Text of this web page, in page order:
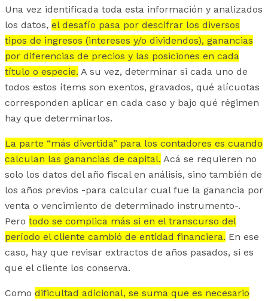
Una vez identificada toda esta información y analizados
los datos, el desafío pasa por descifrar los diversos
tipos de ingresos (intereses y/o dividendos), ganancias
por diferencias de precios y las posiciones en cada
título o especie. A su vez, determinar si cada uno de
todos estos ítems son exentos, gravados, qué alícuotas
corresponden aplicar en cada caso y bajo qué régimen
hay que determinarlos.
La parte “más divertida” para los contadores es cuando
calculan las ganancias de capital. Acá se requieren no
solo los datos del año fiscal en análisis, sino también de
los años previos -para calcular cual fue la ganancia por
venta o vencimiento de determinado instrumento-.
Pero todo se complica más si en el transcurso del
período el cliente cambió de entidad financiera. En ese
caso, hay que revisar extractos de años pasados, si es
que el cliente los conserva.
Como dificultad adicional, se suma que es necesario